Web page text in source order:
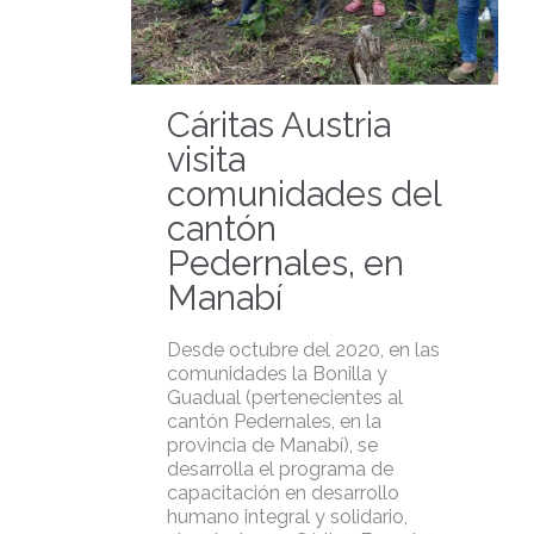
Cáritas Austria
visita
comunidades del
cantón
Pedernales, en
Manabí
Desde octubre del 2020, en las
comunidades la Bonilla y
Guadual (pertenecientes al
cantón Pedernales, en la
provincia de Manabí), se
desarrolla el programa de
capacitación en desarrollo
humano integral y solidario,